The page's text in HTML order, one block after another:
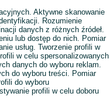
Aktywne skanowanie
Rozumienie
danych z różnych źródeł.
lub dostęp do nich. Pomiar
usług. Tworzenie profili w
w celu spersonalizowanych
danych do wyboru reklam.
do wyboru treści. Pomiar
do wyboru
profili w celu doboru